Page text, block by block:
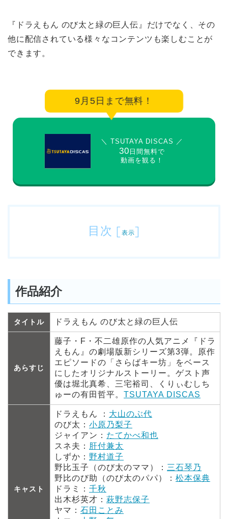
『ドラえもん のび太と緑の巨人伝』だけでなく、その
他に配信されている様々なコンテンツも楽しむことが
できます。
9月5日まで無料！
＼ TSUTAYA DISCAS ／
30 日間無料で
動画を観る！
目次 [ 表示]
作品紹介
タイトル ドラえもん のび太と緑の巨人伝
あらすじ
藤子・F・不二雄原作の人気アニメ『ドラ
えもん』の劇場版新シリーズ第3弾。原作
エピソードの「さらばキー坊」をベース
にしたオリジナルストーリー。ゲスト声
優は堀北真希、三宅裕司、くりぃむしち
ゅーの有田哲平。 TSUTAYA DISCAS
キャスト
ドラえもん ： 大山のぶ代
のび太： 小原乃梨子
ジャイアン： たてかべ和也
スネ夫： 肝付兼太
しずか： 野村道子
野比玉子（のび太のママ）： 三石琴乃
野比のび助（のび太のパパ）： 松本保典
ドラミ： 千秋
出木杉英才： 萩野志保子
ヤマ： 石田ことみ